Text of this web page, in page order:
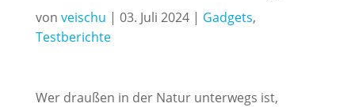
von veischu | 03. Juli 2024| Gadgets,
Testberichte
Wer draußen in der Natur unterwegs ist,